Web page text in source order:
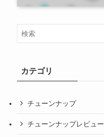
カテゴリ
チューンナップ
チューンナップレビュー